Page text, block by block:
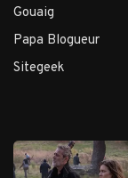
Gouaig
Papa Blogueur
Sitegeek